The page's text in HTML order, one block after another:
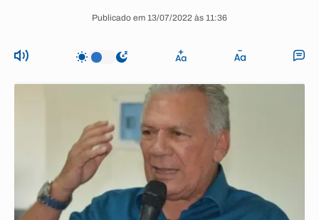
Publicado em 13/07/2022 às 11:36